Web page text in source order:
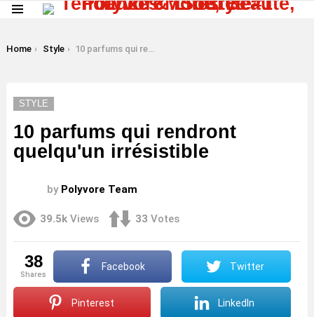
You are here:
Home Style 10 parfums qui rendront quelqu'un irrésistible
STYLE
10 parfums qui rendront
quelqu'un irrésistible
by Polyvore Team
39.5k Views 33 Votes
38
shares
Facebook Twitter
Pinterest LinkedIn